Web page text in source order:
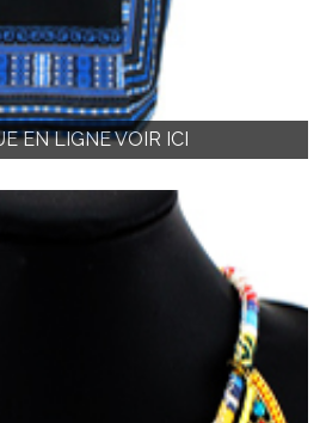
EN LIGNE VOIR ICI